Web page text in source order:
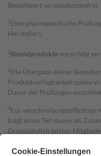
Bestell­wert
1 Eine pharmazeutische
Herstellers.
2Biozidproduktevorsichtig
3Die Übergabe deiner
Produktverfügbarkeit sowie
Dauer der Prüfungen
4Für verschreibungspflichtige
trägt einen Teil davon als
Grundsätzlich leisten
Diese Regeln gelten